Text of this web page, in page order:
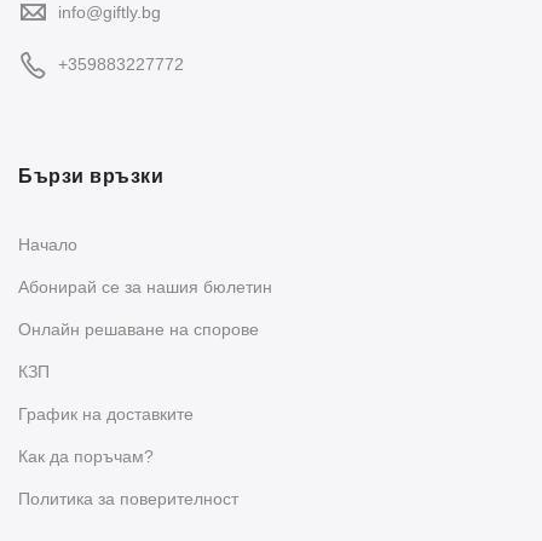
info@giftly.bg
+359883227772
Бързи връзки
Начало
Абонирай се за нашия бюлетин
Oнлайн решаване на спорове
КЗП
График на доставките
Как да поръчам?
Политика за поверителност